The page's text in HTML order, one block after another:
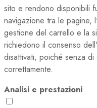
sito e rendono disponibili
navigazione tra le pagine,
gestione del carrello e la
richiedono il consenso
disattivati, poiché senza
correttamente.
Analisi e prestazioni